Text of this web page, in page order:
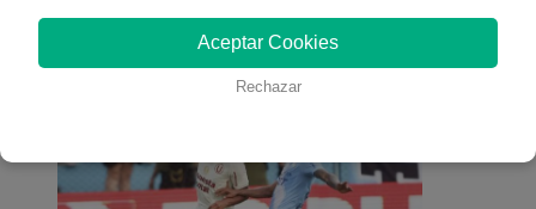
interesarAceptar Cookies
Rechazar